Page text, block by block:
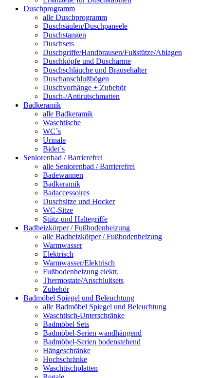
Duschprogramm
alle Duschprogramm
Duschsäulen/Duschpaneele
Duschstangen
Duschsets
Duschgriffe/Handbrausen/Fußstütze/Ablagen
Duschköpfe und Duscharme
Duschschläuche und Brausehalter
Duschanschlußbögen
Duschvorhänge + Zubehör
Dusch-/Antirutschmatten
Badkeramik
alle Badkeramik
Waschtische
WC´s
Urinale
Bidet`s
Seniorenbad / Barrierefrei
alle Seniorenbad / Barrierefrei
Badewannen
Badkeramik
Badaccessoires
Duschsitze und Hocker
WC-Sitze
Stütz-und Haltegriffe
Badheizkörper / Fußbodenheizung
alle Badheizkörper / Fußbodenheizung
Warmwasser
Elektrisch
Warmwasser/Elektrisch
Fußbodenheizung elektr.
Thermostate/Anschlußsets
Zubehör
Badmöbel Spiegel und Beleuchtung
alle Badmöbel Spiegel und Beleuchtung
Waschtisch-Unterschränke
Badmöbel Sets
Badmöbel-Serien wandhängend
Badmöbel-Serien bodenstehend
Hängeschränke
Hochschränke
Waschtischplatten